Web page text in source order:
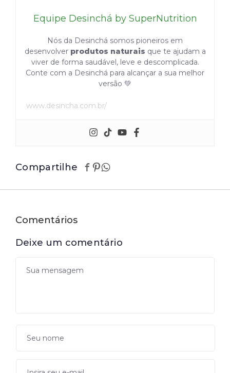
Equipe Desinchá by SuperNutrition
Nós da Desinchá somos pioneiros em
desenvolver produtos naturais que te ajudam a
viver de forma saudável, leve e descomplicada.
Conte com a Desinchá para alcançar a sua melhor
versão 💚
www.desincha.com.br/
Compartilhe
Comentários
Deixe um comentário